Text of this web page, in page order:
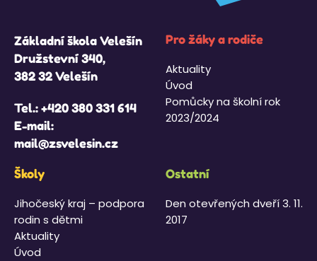
Základní škola Velešín
Družstevní 340,
382 32 Velešín
Tel.:+420 380 331 614
E-mail:
mail@zsvelesin.cz
Pro žáky a rodiče
Aktuality
Úvod
Pomůcky na školní rok
2023/2024
Školy
Jihočeský kraj – podpora
rodin s dětmi
Aktuality
Úvod
Ostatní
Den otevřených dveří 3. 11.
2017